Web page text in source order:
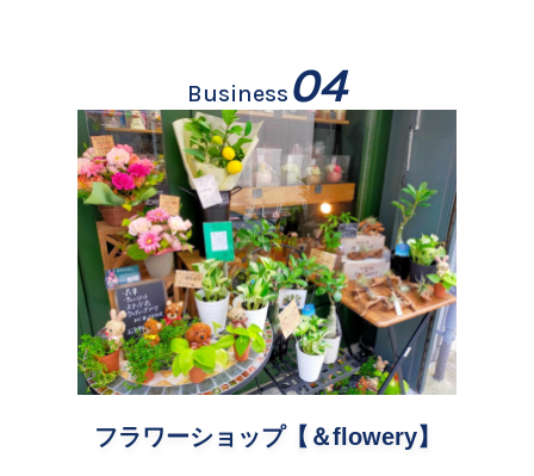
Business 04
フラワーショップ【＆flowery】